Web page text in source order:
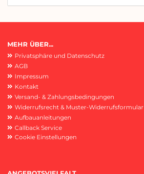
MEHR ÜBER...
Privatsphäre und Datenschutz
AGB
Impressum
Kontakt
Versand- & Zahlungsbedingungen
Widerrufsrecht & Muster-Widerrufsformular
Aufbauanleitungen
Callback Service
Cookie Einstellungen